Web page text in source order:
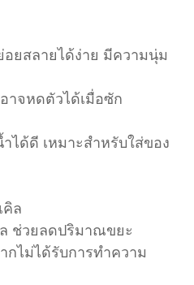
ยสลายได้ง่าย มีความนุ่ม
าจหดตัวได้เมื่อซัก
ด้ดี เหมาะสำหรับใส่ของ
คิล
ช่วยลดปริมาณขยะ
กไม่ได้รับการทำความ